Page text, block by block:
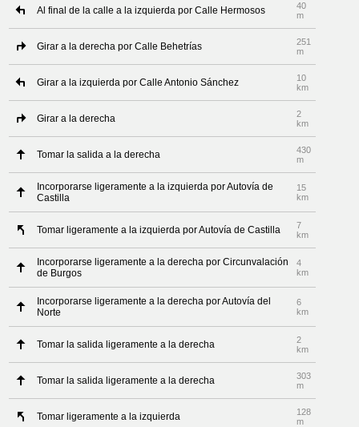
Al final de la calle a la izquierda por Calle Hermosos
40
m
Girar a la derecha por Calle Behetrías
251
m
Girar a la izquierda por Calle Antonio Sánchez
10
km
Girar a la derecha
2
km
Tomar la salida a la derecha
430
m
Incorporarse ligeramente a la izquierda por Autovía de
Castilla
15
km
Tomar ligeramente a la izquierda por Autovía de Castilla
7
km
Incorporarse ligeramente a la derecha por Circunvalación
de Burgos
4
km
Incorporarse ligeramente a la derecha por Autovía del
Norte
6
km
Tomar la salida ligeramente a la derecha
2
km
Tomar la salida ligeramente a la derecha
303
m
Tomar ligeramente a la izquierda
128
m